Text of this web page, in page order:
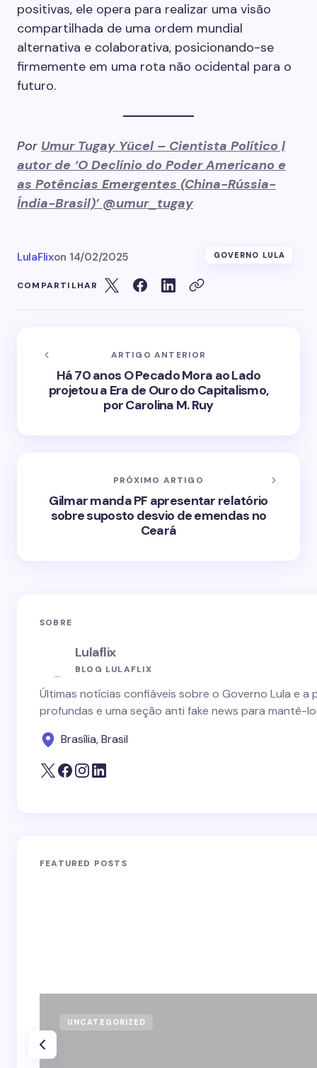
positivas, ele opera para realizar uma visão
compartilhada de uma ordem mundial
alternativa e colaborativa, posicionando-se
firmemente em uma rota não ocidental para o
futuro.
Por Umur Tugay Yücel – Cientista Político |
autor de ‘O Declínio do Poder Americano e
as Potências Emergentes (China-Rússia-
Índia-Brasil)’ @umur_tugay
LulaFlixon 14/02/2025 GOVERNO LULA
COMPARTILHAR
ARTIGO ANTERIOR
Há 70 anos O Pecado Mora ao Lado
projetou a Era de Ouro do Capitalismo,
por Carolina M. Ruy
PRÓXIMO ARTIGO
Gilmar manda PF apresentar relatório
sobre suposto desvio de emendas no
Ceará
SOBRE
Lulaflix
BLOG LULAFLIX
Últimas notícias confiáveis sobre o Governo Lula e
profundas e uma seção anti fake news para mantê-
Brasília, Brasil
FEATURED POSTS
UNCATEGORIZED